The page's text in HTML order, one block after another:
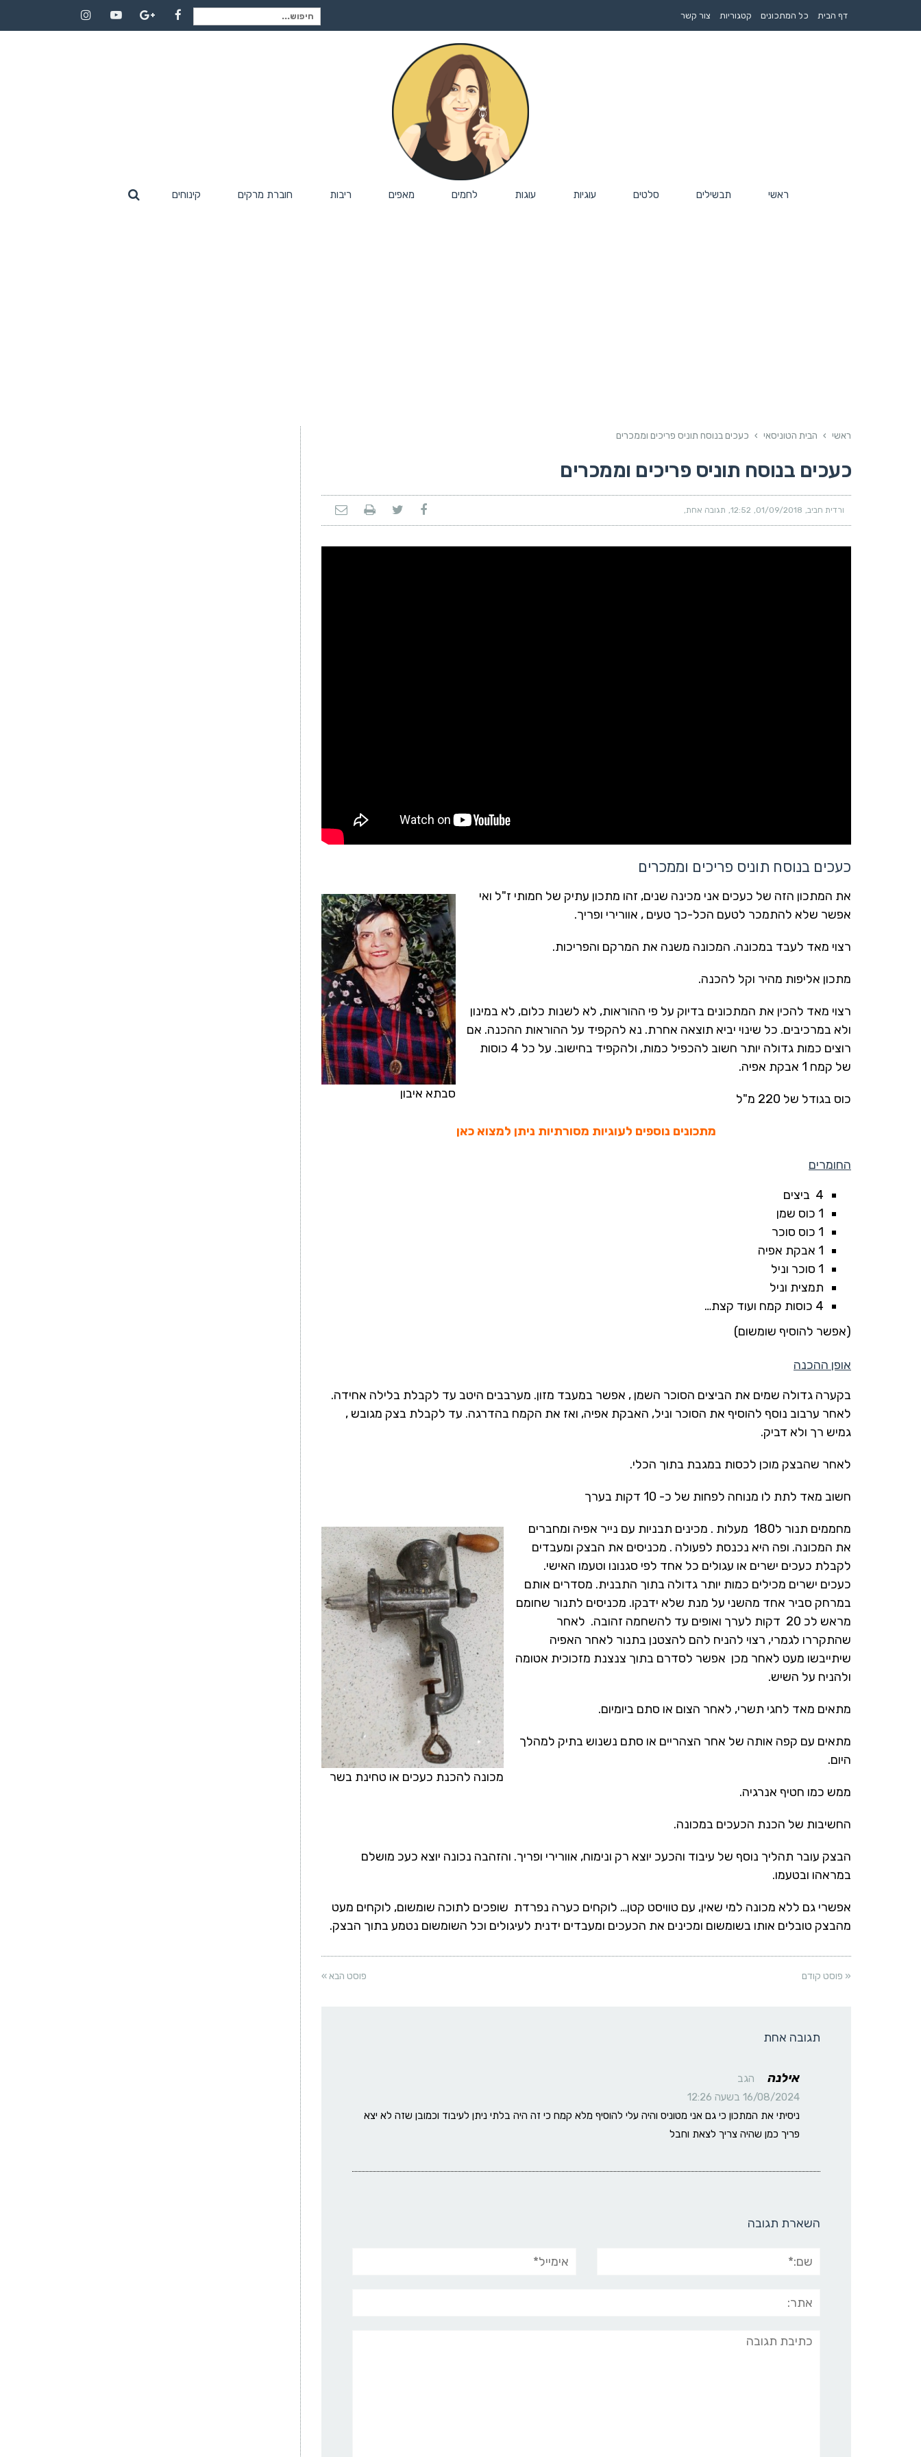
דף הבית כל המתכונים קטגוריות צור קשר
חיפוש
Facebook
Google+
YouTube
Instagram
ראשי תבשילים סלטים עוגיות עוגות לחמים מאפים ריבות חוברת מרקים קינוחים
ראשי › הבית הטוניסאי › כעכים בנוסח תוניס פריכים וממכרים
כעכים בנוסח תוניס פריכים וממכרים
ורדית חביב 01/09/2018
12:52 תגובה אחת
כעכים בנוסח תוניס פריכים וממכרים
סבתא איבון
את המתכון הזה של כעכים אני מכינה שנים, זהו מתכון עתיק של חמותי ז"ל ואי
אפשר שלא להתמכר לטעם הכל-כך טעים , אוורירי ופריך.
רצוי מאד לעבד במכונה. המכונה משנה את המרקם והפריכות.
מתכון אליפות מהיר וקל להכנה.
רצוי מאד להכין את המתכונים בדיוק על פי ההוראות, לא לשנות כלום, לא במינון
ולא במרכיבים. כל שינוי יביא תוצאה אחרת. נא להקפיד על ההוראות ההכנה. אם
רוצים כמות גדולה יותר חשוב להכפיל כמות, ולהקפיד בחישוב. על כל 4 כוסות
של קמח 1 אבקת אפיה.
כוס בגודל של 220 מ"ל
מתכונים נוספים לעוגיות מסורתיות ניתן למצוא כאן
החומרים
4 ביצים
1 כוס שמן
1 כוס סוכר
1 אבקת אפיה
1 סוכר וניל
תמצית וניל
4 כוסות קמח ועוד קצת…
(אפשר להוסיף שומשום)
אופן ההכנה
בקערה גדולה שמים את הביצים הסוכר השמן , אפשר במעבד מזון. מערבבים היטב עד לקבלת בלילה אחידה.
לאחר ערבוב נוסף להוסיף את הסוכר וניל, האבקת אפיה, ואז את הקמח בהדרגה. עד לקבלת בצק מגובש ,
גמיש רך ולא דביק.
לאחר שהבצק מוכן לכסות במגבת בתוך הכלי.
חשוב מאד לתת לו מנוחה לפחות של כ- 10 דקות בערך
מכונה להכנת כעכים או טחינת בשר
מחממים תנור ל180 מעלות . מכינים תבניות עם נייר אפיה ומחברים
את המכונה. ופה היא נכנסת לפעולה . מכניסים את הבצק ומעבדים
לקבלת כעכים ישרים או עגולים כל אחד לפי סגנונו וטעמו האישי.
כעכים ישרים מכילים כמות יותר גדולה בתוך התבנית. מסדרים אותם
במרחק סביר אחד מהשני על מנת שלא ידבקו. מכניסים לתנור שחומם
מראש לכ 20 דקות לערך ואופים עד להשחמה זהובה. לאחר
שהתקררו לגמרי, רצוי להניח להם להצטנן בתנור לאחר האפיה
שיתייבשו מעט לאחר מכן אפשר לסדרם בתוך צנצנת מזכוכית אטומה
ולהניח על השיש.
מתאים מאד לחגי תשרי, לאחר הצום או סתם ביומיום.
מתאים עם קפה אותה של אחר הצהריים או סתם נשנוש בתיק למהלך
היום.
ממש כמו חטיף אנרגיה.
החשיבות של הכנת הכעכים במכונה.
הבצק עובר תהליך נוסף של עיבוד והכעכ יוצא רק ונימוח, אוורירי ופריך. והזהבה נכונה יוצא כעכ מושלם
במראהו ובטעמו.
אפשרי גם ללא מכונה למי שאין, עם טוויסט קטן… לוקחים כערה נפרדת שופכים לתוכה שומשום, לוקחים מעט
מהבצק טובלים אותו בשומשום ומכינים את הכעכים ומעבדים ידנית לעיגולים וכל השומשום נטמע בתוך הבצק.
« פוסט קודם פוסט הבא »
תגובה אחת
אילנה
הגב
16/08/2024 בשעה 12:26
ניסיתי את המתכון כי גם אני מטוניס והיה עלי להוסיף מלא קמח כי זה היה בלתי ניתן לעיבוד וכמובן שזה לא יצא
פריך כמן שהיה צריך לצאת וחבל
השארת תגובה
אימייל*
תגובה